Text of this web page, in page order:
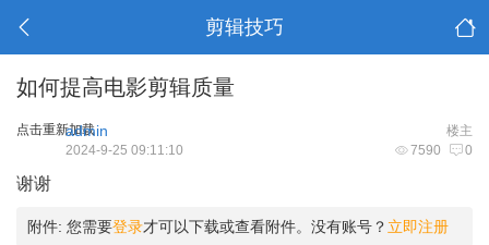
剪辑技巧
如何提高电影剪辑质量
点击重新加载 楼主
admin
7590 0
2024-9-25 09:11:10
谢谢
附件: 您需要登录才可以下载或查看附件。没有账号？ 立即注册